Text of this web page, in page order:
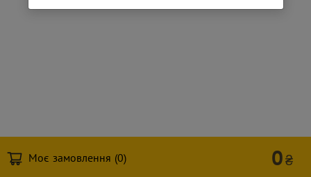
Моє замовлення (0) 0₴